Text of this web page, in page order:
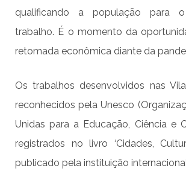
qualificando a população para
trabalho. É o momento da
retomada econômica diante da
Os trabalhos desenvolvidos nas
reconhecidos pela Unesco
Unidas para a Educação, Ciência e
registrados no livro ‘Cidades,
publicado pela instituição